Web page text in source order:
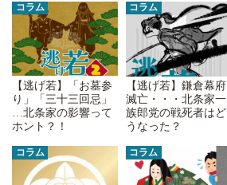
コラム
【逃げ若】「お墓参
り」「三十三回忌」
…北条家の影響って
ホント？！
コラム
【逃げ若】鎌倉幕府
滅亡・・・北条家一
族郎党の戦死者はど
うなった？
コラム コラム